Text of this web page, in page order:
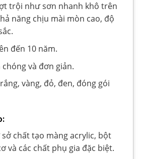
trội như sơn nhanh khô trên
năng chịu mài mòn cao, độ
đến 10 năm.
và đơn giản.
vàng, đỏ, đen, đóng gói
chất tạo màng acrylic, bột
và các chất phụ gia đặc biệt.